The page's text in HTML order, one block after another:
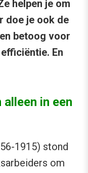
helpen je om
doe je ook de
betoog voor
En
in een
1915) stond
om